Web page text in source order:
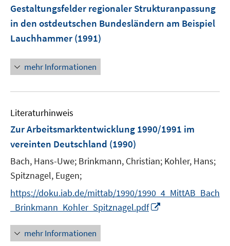
Gestaltungsfelder regionaler Strukturanpassung
in den ostdeutschen Bundesländern am Beispiel
Lauchhammer (1991)
mehr Informationen
Literaturhinweis
Zur Arbeitsmarktentwicklung 1990/1991 im
vereinten Deutschland (1990)
Bach, Hans-Uwe; Brinkmann, Christian; Kohler, Hans;
Spitznagel, Eugen;
https://doku.iab.de/mittab/1990/1990_4_MittAB_Bach
_Brinkmann_Kohler_Spitznagel.pdf
mehr Informationen